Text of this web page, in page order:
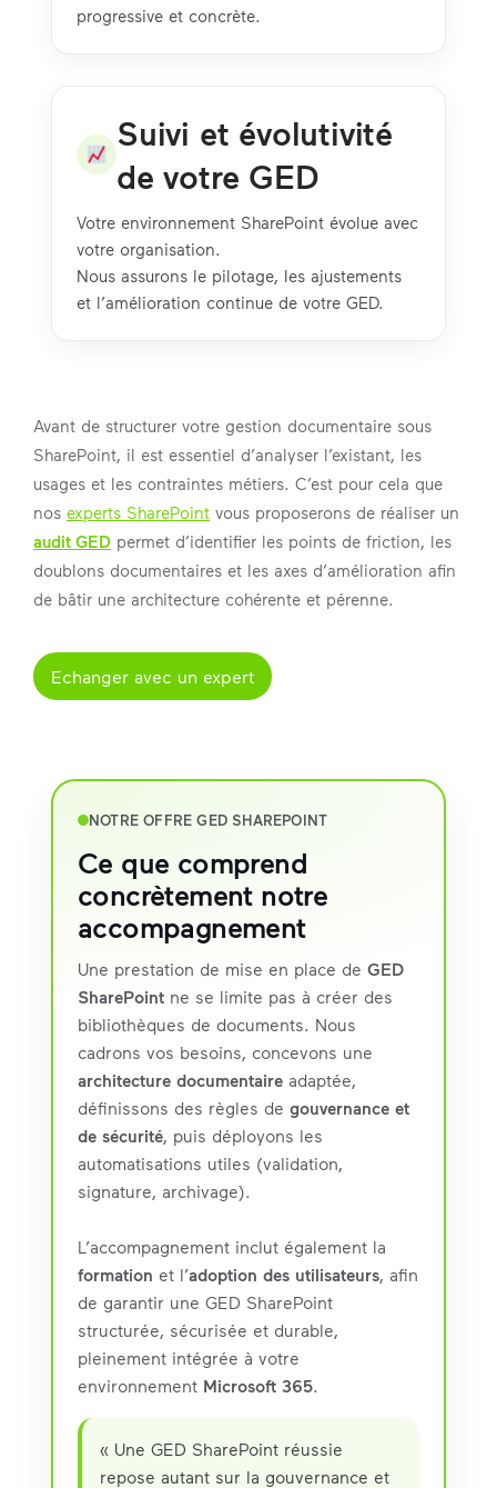
progressive et concrète.
Suivi et évolutivité
de votre GED
Votre environnement SharePoint évolue avec
votre organisation.
Nous assurons le pilotage, les ajustements
et l’amélioration continue de votre GED.
Avant de structurer votre gestion documentaire sous
SharePoint, il est essentiel d’analyser l’existant, les
usages et les contraintes métiers. C’est pour cela que
nos experts SharePoint vous proposerons de réaliser un
audit GED permet d’identifier les points de friction, les
doublons documentaires et les axes d’amélioration afin
de bâtir une architecture cohérente et pérenne.
Echanger avec un expert
NOTRE OFFRE GED SHAREPOINT
Ce que comprend
concrètement notre
accompagnement
Une prestation de mise en place de GED
SharePoint ne se limite pas à créer des
bibliothèques de documents. Nous
cadrons vos besoins, concevons une
architecture documentaire adaptée,
définissons des règles de gouvernance et
de sécurité, puis déployons les
automatisations utiles (validation,
signature, archivage).
L’accompagnement inclut également la
formation et l’adoption des utilisateurs, afin
de garantir une GED SharePoint
structurée, sécurisée et durable,
pleinement intégrée à votre
environnement Microsoft 365.
« Une GED SharePoint réussie
repose autant sur la gouvernance et